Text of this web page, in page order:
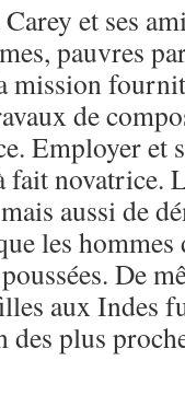
et ses
pauvres
mission
de
Employer et
novatrice.
aussi de
les
De
aux Indes
des plus